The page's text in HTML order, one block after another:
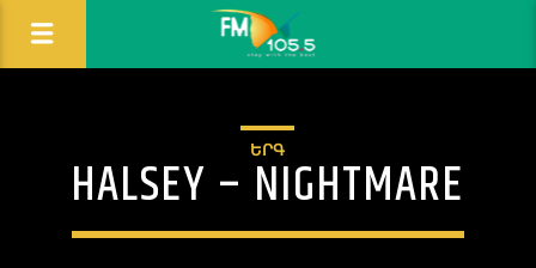
ԵՐԳ
HALSEY – NIGHTMARE